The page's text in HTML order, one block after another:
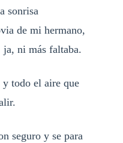
sonrisa
de mi hermano,
ja, ni más faltaba.
todo el aire que
seguro y se para